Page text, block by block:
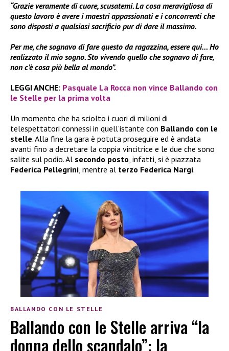
“Grazie veramente di cuore, scusatemi. La cosa meravigliosa di
questo lavoro è avere i maestri appassionati e i concorrenti che
sono disposti a qualsiasi sacrificio pur di dare il massimo.
Per me, che sognavo di fare questo da ragazzina, essere qui… Ho
realizzato il mio sogno. Sto vivendo quello che sognavo di fare,
non c’è cosa più bella al mondo”.
LEGGI ANCHE: Pasquale La Rocca non vince Ballando con
le Stelle per la prima volta
Un momento che ha sciolto i cuori di milioni di
telespettatori connessi in quell’istante con Ballando con le
stelle. Alla fine la gara è potuta proseguire ed è andata
avanti fino a decretare la coppia vincitrice e le due che sono
salite sul podio. Al secondo posto, infatti, si è piazzata
Federica Pellegrini, mentre al terzo Federica Nargi.
BALLANDO CON LE STELLE
Ballando con le Stelle arriva “la
donna dello scandalo”: la